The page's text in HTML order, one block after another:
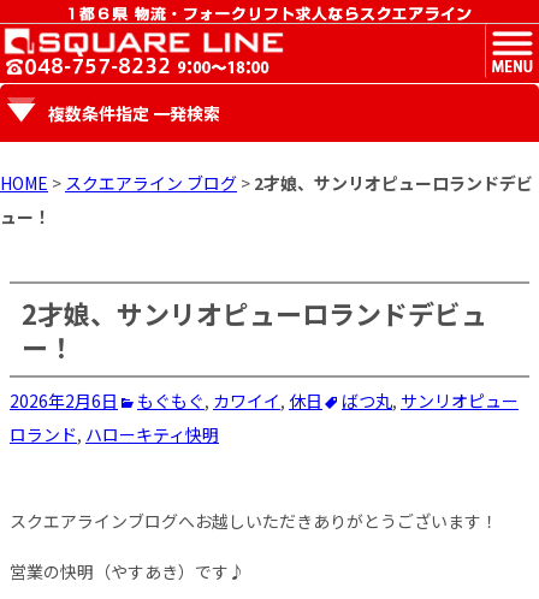
MENU
複数条件指定 一発検索
HOME > スクエアライン ブログ > 2才娘、サンリオピューロランドデビ
ュー！
2才娘、サンリオピューロランドデビュ
ー！
2026年2月6日 もぐもぐ, カワイイ, 休日 ばつ丸, サンリオピュー
ロランド, ハローキティ快明
スクエアラインブログへお越しいただきありがとうございます！
営業の快明（やすあき）です♪